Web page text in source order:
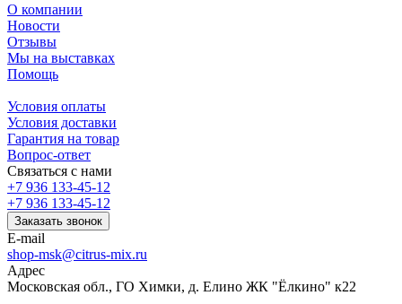
О компании
Новости
Отзывы
Мы на выставках
Помощь
Условия оплаты
Условия доставки
Гарантия на товар
Вопрос-ответ
Связаться с нами
+7 936 133-45-12
+7 936 133-45-12
Заказать звонок
E-mail
shop-msk@citrus-mix.ru
Адрес
Московская обл., ГО Химки, д. Елино ЖК "Ёлкино" к22